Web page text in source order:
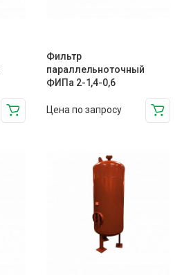
Фильтр
параллельноточный
ФИПа 2-1,4-0,6
Цена по запросу